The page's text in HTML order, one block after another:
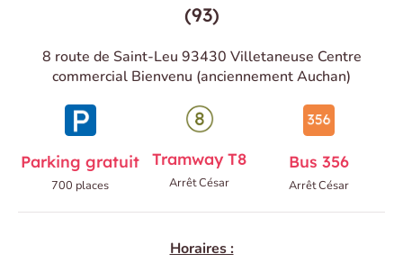
(93)
8 route de Saint-Leu 93430 Villetaneuse Centre
commercial Bienvenu (anciennement Auchan)
Parking gratuit
700 places
Tramway T8
Arrêt César
Bus 356
Arrêt César
Horaires :